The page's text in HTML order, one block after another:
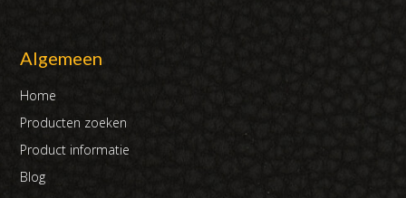
Algemeen
Home
Producten zoeken
Product informatie
Blog